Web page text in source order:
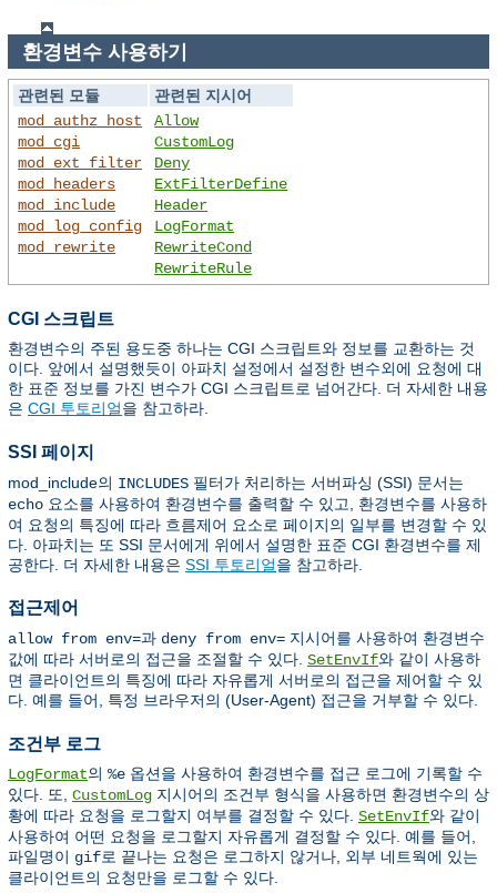
환경변수 사용하기
관련된 모듈
관련된 지시어
mod_authz_host
mod_cgi
mod_ext_filter
mod_headers
mod_include
mod_log_config
mod_rewrite
Allow
CustomLog
Deny
ExtFilterDefine
Header
LogFormat
RewriteCond
RewriteRule
CGI 스크립트
환경변수의 주된 용도중 하나는 CGI 스크립트와 정보를 교환하는 것
이다. 앞에서 설명했듯이 아파치 설정에서 설정한 변수외에 요청에 대
한 표준 정보를 가진 변수가 CGI 스크립트로 넘어간다. 더 자세한 내용
은 CGI 투토리얼을 참고하라.
SSI 페이지
mod_include의 INCLUDES 필터가 처리하는 서버파싱 (SSI) 문서는
echo 요소를 사용하여 환경변수를 출력할 수 있고, 환경변수를 사용하
여 요청의 특징에 따라 흐름제어 요소로 페이지의 일부를 변경할 수 있
다. 아파치는 또 SSI 문서에게 위에서 설명한 표준 CGI 환경변수를 제
공한다. 더 자세한 내용은 SSI 투토리얼을 참고하라.
접근제어
allow from env=과 deny from env= 지시어를 사용하여 환경변수
값에 따라 서버로의 접근을 조절할 수 있다. SetEnvIf와 같이 사용하
면 클라이언트의 특징에 따라 자유롭게 서버로의 접근을 제어할 수 있
다. 예를 들어, 특정 브라우저의 (User-Agent) 접근을 거부할 수 있다.
조건부 로그
LogFormat의 %e 옵션을 사용하여 환경변수를 접근 로그에 기록할 수
있다. 또, CustomLog 지시어의 조건부 형식을 사용하면 환경변수의 상
황에 따라 요청을 로그할지 여부를 결정할 수 있다. SetEnvIf와 같이
사용하여 어떤 요청을 로그할지 자유롭게 결정할 수 있다. 예를 들어,
파일명이 gif로 끝나는 요청은 로그하지 않거나, 외부 네트웍에 있는
클라이언트의 요청만을 로그할 수 있다.